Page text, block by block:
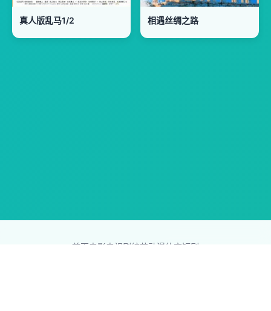
真人版乱马1/2 相遇丝绸之路
首页电影电视剧综艺动漫体育短剧